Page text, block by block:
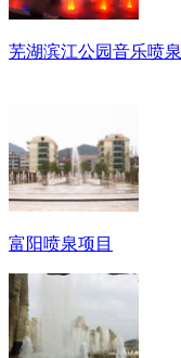
芜湖滨江公园音乐喷泉
富阳喷泉项目